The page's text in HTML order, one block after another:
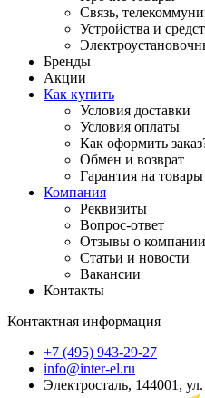
Связь,
Устройства и
Бренды
Акции
Как купить
Условия доставки
Условия оплаты
Как оформить
Обмен и возврат
Гарантия на товары
Компания
Реквизиты
Вопрос-ответ
Отзывы о компании
Статьи и новости
Вакансии
Контакты
Контактная информация
+7 (495) 943-29-27
info@inter-el.ru
Электросталь, 144001,